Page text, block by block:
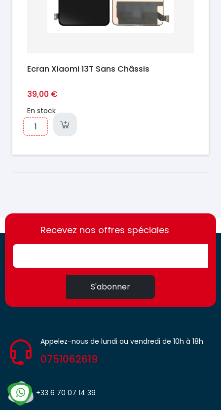
Ecran Xiaomi 13T Sans Châssis
39,00 €
En stock
https://france-
access.fr
https://france-
access.fr
Recevez nos offres spéciales
S'abonner
Appelez-nous de lundi au vendredi de 10h à 18h
0751062619
+33 6 70 07 14 39